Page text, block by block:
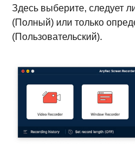
Здесь выберите, следует
(Полный) или только
(Пользовательский).